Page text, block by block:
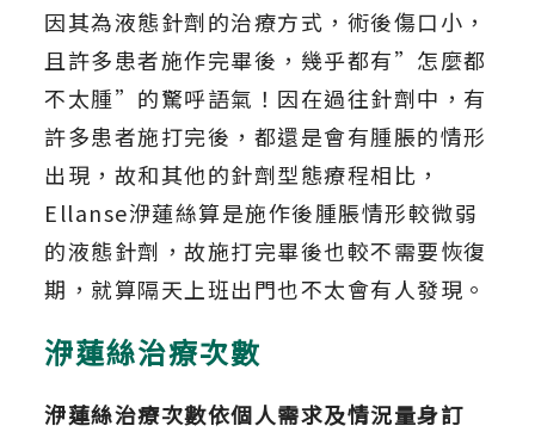
因其為液態針劑的治療方式，術後傷口小，
且許多患者施作完畢後，幾乎都有”怎麼都
不太腫”的驚呼語氣！因在過往針劑中，有
許多患者施打完後，都還是會有腫脹的情形
出現，故和其他的針劑型態療程相比，
Ellanse洢蓮絲算是施作後腫脹情形較微弱
的液態針劑，故施打完畢後也較不需要恢復
期，就算隔天上班出門也不太會有人發現。
洢蓮絲治療次數
洢蓮絲治療次數依個人需求及情況量身訂